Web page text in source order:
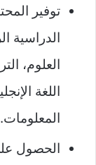
توفير
الدراسية
العلوم،
اللغة
المعلومات.
الحصول